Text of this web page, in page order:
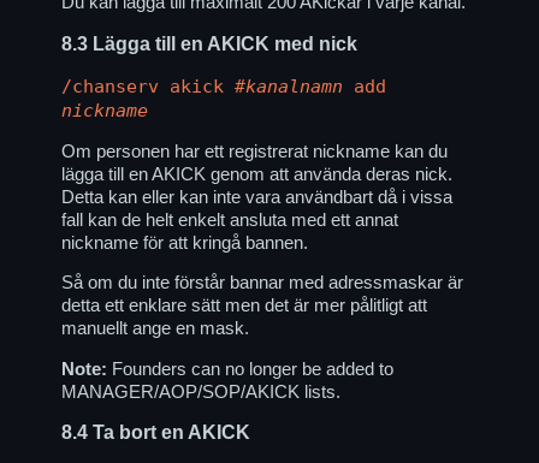
8.3 Lägga till en AKICK med nick
/chanserv akick#kanalnamn add
nickname
Om personen har ett registrerat nickname kan du
lägga till en AKICK genom att använda deras nick.
Detta kan eller kan inte vara användbart då i vissa
fall kan de helt enkelt ansluta med ett annat
nickname för att kringå bannen.
Så om du inte förstår bannar med adressmaskar är
detta ett enklare sätt men det är mer pålitligt att
manuellt ange en mask.
Note: Founders can no longer be added to
MANAGER/AOP/SOP/AKICK lists.
8.4 Ta bort en AKICK